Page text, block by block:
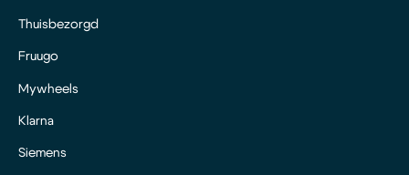
Thuisbezorgd
Fruugo
Mywheels
Klarna
Siemens